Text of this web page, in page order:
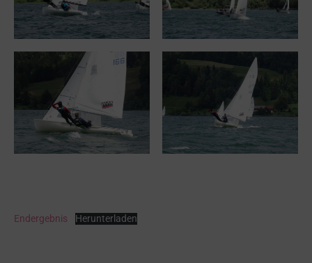
Endergebnis Herunterladen